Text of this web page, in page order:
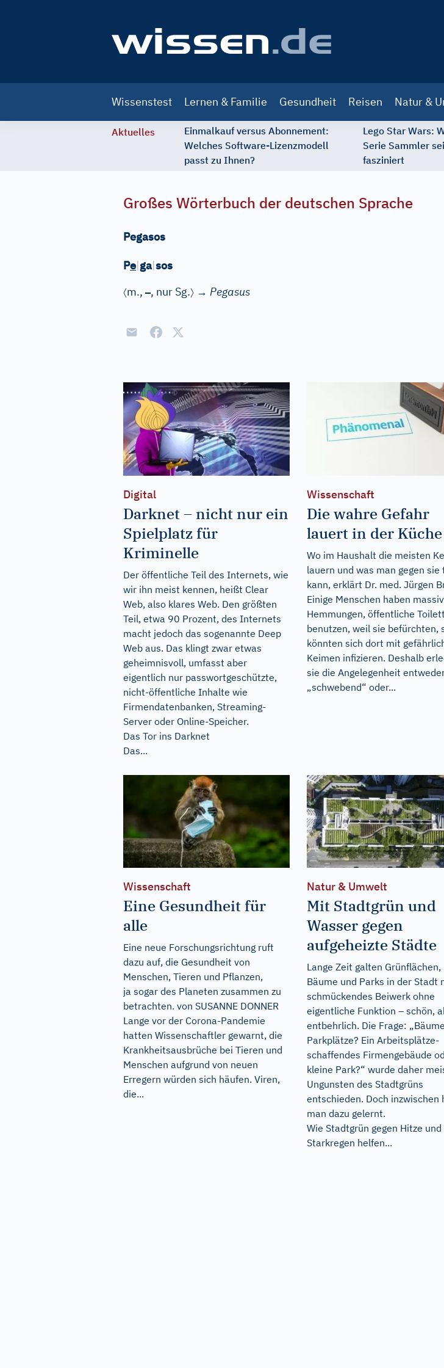
navigation
Wissenstest Lernen & Familie Gesundheit Reisen Natur &
Aktuelles
Einmalkauf versus Abonnement:
Welches Software-Lizenzmodell
passt zu Ihnen?
Lego Star Wars:
Serie Sammler
fasziniert
Großes Wörterbuch der deutschen Sprache
Pegasos
Pe|ga|sos
〈m.,–, nur Sg.〉 → Pegasus
Digital
Darknet – nicht nur ein
Spielplatz für
Kriminelle
Der öffentliche Teil des Internets, wie
wir ihn meist kennen, heißt Clear
Web, also klares Web. Den größten
Teil, etwa 90 Prozent, des Internets
macht jedoch das sogenannte Deep
Web aus. Das klingt zwar etwas
geheimnisvoll, umfasst aber
eigentlich nur passwortgeschützte,
nicht-öffentliche Inhalte wie
Firmendatenbanken, Streaming-
Server oder Online-Speicher.
Das Tor ins Darknet
Das...
Wissenschaft
Die wahre Gefahr
lauert in der Küche
Wo im Haushalt die meisten
lauern und was man gegen sie
kann, erklärt Dr. med. Jürgen
Einige Menschen haben
Hemmungen, öffentliche
benutzen, weil sie befürchten,
könnten sich dort mit
Keimen infizieren. Deshalb
sie die Angelegenheit
„schwebend“ oder...
Wissenschaft
Eine Gesundheit für
alle
Eine neue Forschungsrichtung ruft
dazu auf, die Gesundheit von
Menschen, Tieren und Pflanzen,
ja sogar des Planeten zusammen zu
betrachten. von SUSANNE DONNER
Lange vor der Corona-Pandemie
hatten Wissenschaftler gewarnt, die
Krankheitsausbrüche bei Tieren und
Menschen aufgrund von neuen
Erregern würden sich häufen. Viren,
die...
Natur & Umwelt
Mit Stadtgrün und
Wasser gegen
aufgeheizte Städte
Lange Zeit galten Grünflächen,
Bäume und Parks in der Stadt
schmückendes Beiwerk ohne
eigentliche Funktion – schön,
entbehrlich. Die Frage:
Parkplätze? Ein Arbeitsplätze-
schaffendes Firmengebäude
kleine Park?“ wurde daher
Ungunsten des Stadtgrüns
entschieden. Doch inzwischen
man dazu gelernt.
Wie Stadtgrün gegen Hitze und
Starkregen helfen...